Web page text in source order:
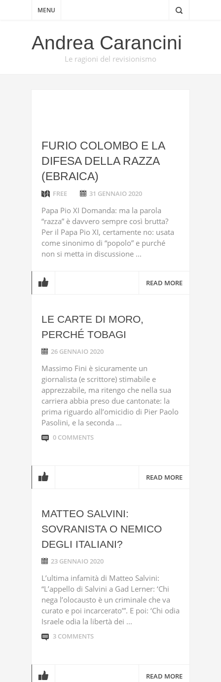
MENU
Andrea Carancini
Le ragioni del revisionismo
FURIO COLOMBO E LA
DIFESA DELLA RAZZA
(EBRAICA)
FREE 31 GENNAIO 2020
Papa Pio XI Domanda: ma la parola
“razza” è davvero sempre così brutta?
Per il Papa Pio XI, certamente no: usata
come sinonimo di “popolo” e purché
non si metta in discussione ...
READ MORE
LE CARTE DI MORO,
PERCHÉ TOBAGI
26 GENNAIO 2020
Massimo Fini è sicuramente un
giornalista (e scrittore) stimabile e
apprezzabile, ma ritengo che nella sua
carriera abbia preso due cantonate: la
prima riguardo all’omicidio di Pier Paolo
Pasolini, e la seconda ...
0 COMMENTS
READ MORE
MATTEO SALVINI:
SOVRANISTA O NEMICO
DEGLI ITALIANI?
23 GENNAIO 2020
L’ultima infamità di Matteo Salvini:
“L’appello di Salvini a Gad Lerner: ‘Chi
nega l’olocausto è un criminale che va
curato e poi incarcerato’”. E poi: ‘Chi odia
Israele odia la libertà dei ...
3 COMMENTS
READ MORE